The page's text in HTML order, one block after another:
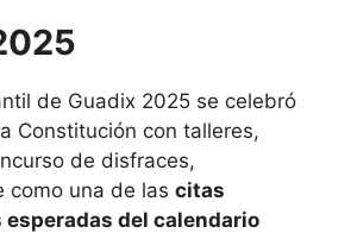
de Guadix 2025 se celebró
Constitución con talleres,
de disfraces,
como una de las citas
del calendario